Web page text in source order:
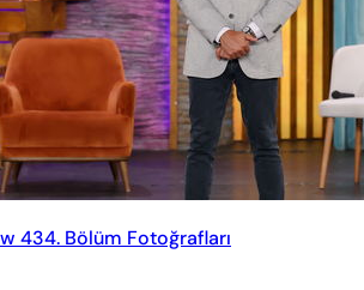
434. Bölüm Fotoğrafları